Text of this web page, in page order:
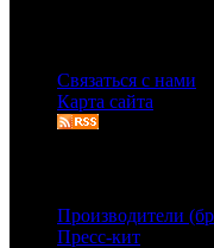
Связаться с нами
Карта сайта
Производители
Пресс-кит